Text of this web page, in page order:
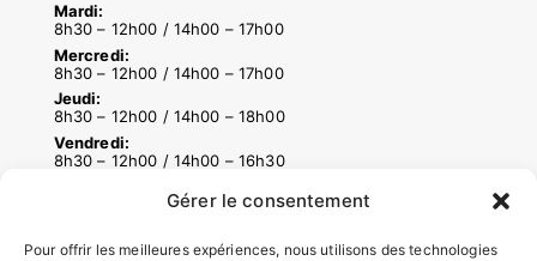
Gérer le consentement
Pour offrir les meilleures expériences, nous utilisons des technologies
Mardi:
8h30 – 12h00 / 14h00 – 17h00
Mercredi:
8h30 – 12h00 / 14h00 – 17h00
Jeudi:
8h30 – 12h00 / 14h00 – 18h00
Vendredi:
8h30 – 12h00 / 14h00 – 16h30
ACCÉS RAPIDES